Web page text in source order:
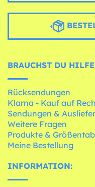
BRAUCHST DU
Rücksendungen
Klarna - Kauf auf
Sendungen &
Weitere Fragen
Produkte &
Meine Bestellung
INFORMATION: